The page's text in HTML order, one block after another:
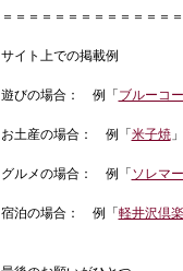
＝＝＝＝＝＝＝＝＝＝＝＝＝
サイト上での掲載例
遊びの場合： 例「 ブルーコ
お土産の場合： 例「 米子焼」
グルメの場合： 例「 ソレマ
宿泊の場合： 例「 軽井沢倶